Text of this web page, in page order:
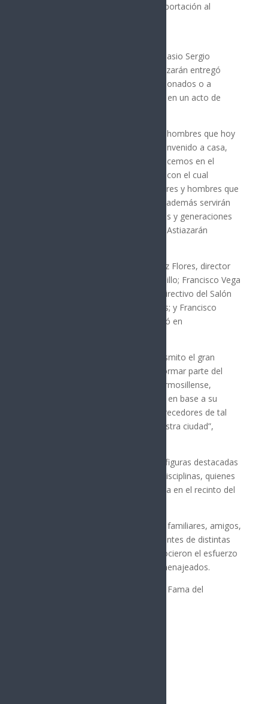
reconocimiento a su trayectoria y aportación al
El evento se llevó a cabo en el Gimnasio Sergio
Maldonado Cota, donde Toño Astiazarán entregó
placas conmemorativas a los galardonados o a
familiares de quienes ya fallecieron, en un acto de
“Yo celebro que estos 17 mujeres y hombres que hoy
se incorporan en este programa Bienvenido a casa,
que es la segunda edición que ya hacemos en el
Instituto de Deporte de Hermosillo, con el cual
podamos encontrar a muchas mujeres y hombres que
nos han llenado de gloria, pero que además servirán
para inspirar a generaciones actuales y generaciones
futuras de nuestra ciudad”, expresó Astiazarán
Estuvo acompañado por Rafael Cruz Flores, director
del Instituto del Deporte de Hermosillo; Francisco Vega
González, presidente del Consejo Directivo del Salón
de la Fama; la regidora Dulce Robles; y Francisco
Abraham Aguayo García, quien habló en
“A las nuevas generaciones les transmito el gran
orgullo que significa trascender al formar parte del
Salón de la Fama del Deportista Hermosillense,
esperando que muchos de ustedes, en base a su
esfuerzo y dedicación se hagan merecedores de tal
distinción, viva el deporte y viva nuestra ciudad”,
Durante la ceremonia se recordó a figuras destacadas
que han dejado huella en distintas disciplinas, quienes
ahora cuentan con su placa instalada en el recinto del
El evento contó con la presencia de familiares, amigos,
autoridades deportivas y representantes de distintas
ligas y asociaciones, quienes reconocieron el esfuerzo
y la historia de cada uno de los homenajeados.
Personas bienvenidas al Salón de la Fama del